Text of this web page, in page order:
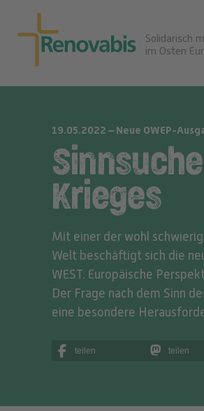
Solidarisch
im Osten
19.05.2022 – Neue OWEP-
Krieges
Mit einer der wohl
Welt beschäftigt sich die
WEST. Europäische
Der Frage nach dem Sinn
eine besondere
teilen teilen